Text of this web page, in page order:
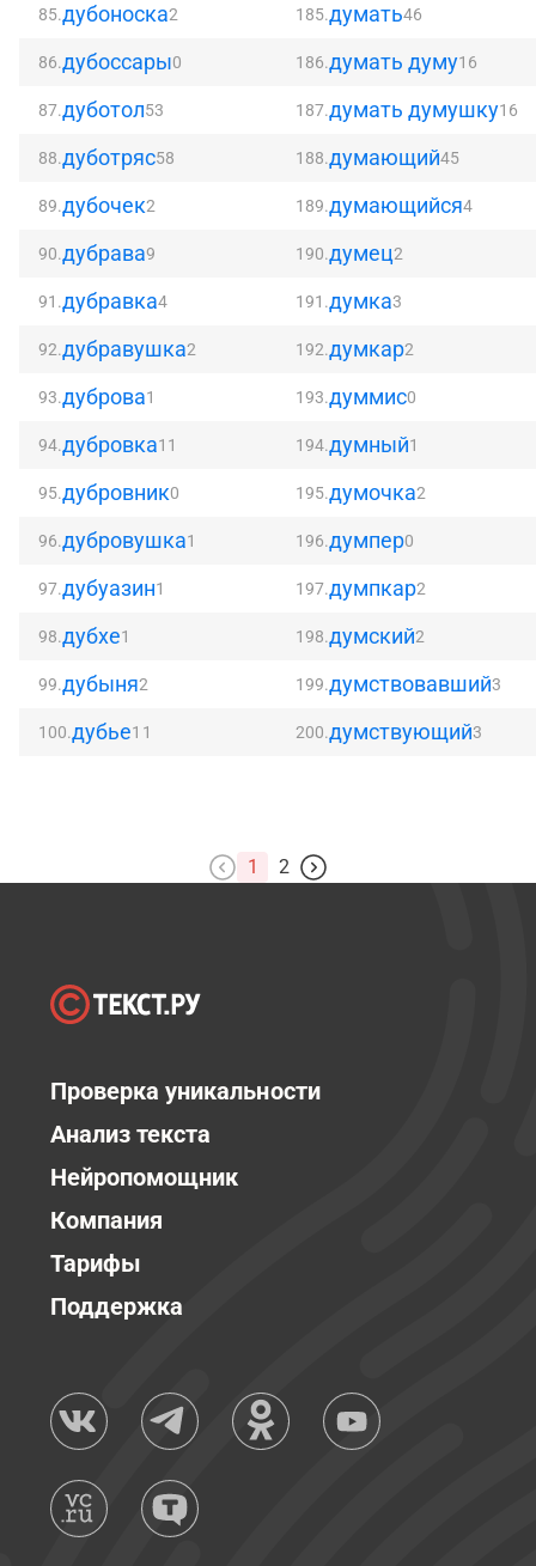
85.дубоноска2
86.дубоссары0
87.дуботол53
88.дуботряс58
89.дубочек2
90.дубрава9
91.дубравка4
92.дубравушка2
93.дуброва1
94.дубровка11
95.дубровник0
96.дубровушка1
97.дубуазин1
98.дубхе1
99.дубыня2
100.дубье11
185.думать46
186.думать думу16
187.думать думушку16
188.думающий45
189.думающийся4
190.думец2
191.думка3
192.думкар2
193.думмис0
194.думный1
195.думочка2
196.думпер0
197.думпкар2
198.думский2
199.думствовавший3
200.думствующий3
1 2
Проверка уникальности
Анализ текста
Нейропомощник
Компания
Тарифы
Поддержка